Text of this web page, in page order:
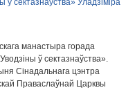
ў сектазнаўства» Уладзіміра
манастыра горада
ў сектазнаўства».
Сінадальнага цэнтра
Праваслаўнай Царквы